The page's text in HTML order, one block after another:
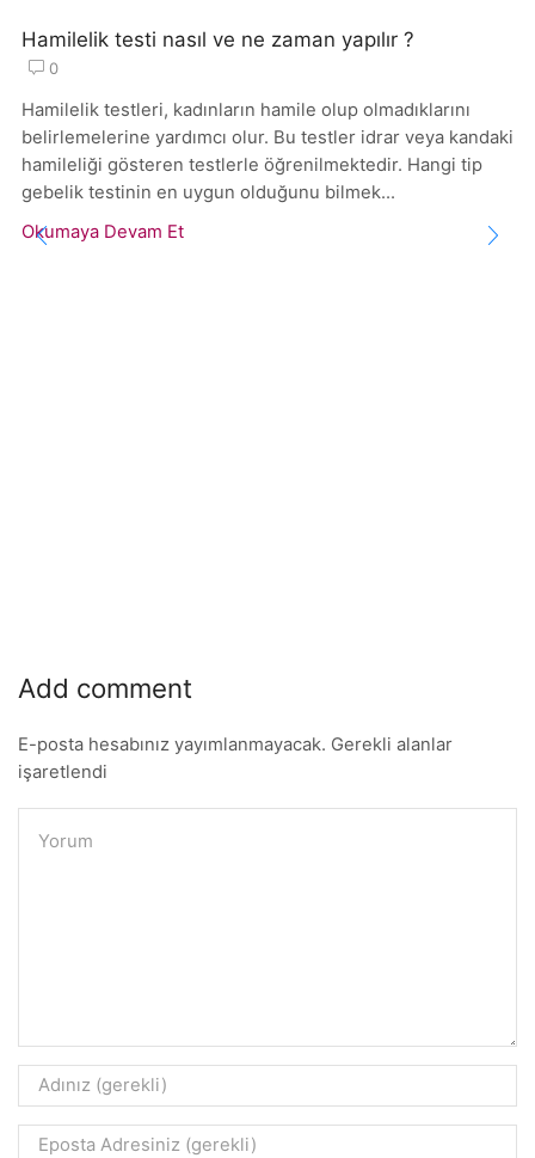
Hamilelik testi nasıl ve ne zaman yapılır ?
0
Hamilelik testleri, kadınların hamile olup olmadıklarını
belirlemelerine yardımcı olur. Bu testler idrar veya kandaki
hamileliği gösteren testlerle öğrenilmektedir. Hangi tip
gebelik testinin en uygun olduğunu bilmek...
Okumaya Devam Et
Add comment
E-posta hesabınız yayımlanmayacak. Gerekli alanlar
işaretlendi